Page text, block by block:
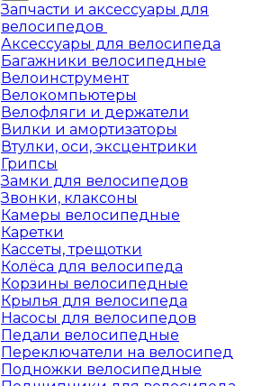
Запчасти и аксессуары для
велосипедов
Аксессуары для велосипеда
Багажники велосипедные
Велоинструмент
Велокомпьютеры
Велофляги и держатели
Вилки и амортизаторы
Втулки, оси, эксцентрики
Грипсы
Замки для велосипедов
Звонки, клаксоны
Камеры велосипедные
Каретки
Кассеты, трещотки
Колёса для велосипеда
Корзины велосипедные
Крылья для велосипеда
Насосы для велосипедов
Педали велосипедные
Переключатели на велосипед
Подножки велосипедные